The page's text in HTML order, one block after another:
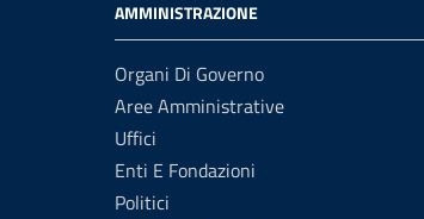
AMMINISTRAZIONE
Organi Di Governo
Aree Amministrative
Uffici
Enti E Fondazioni
Politici